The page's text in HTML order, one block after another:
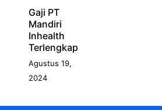
Gaji PT
Mandiri
Inhealth
Terlengkap
Agustus 19,
2024